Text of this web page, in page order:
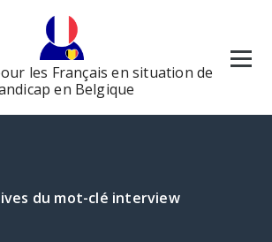
les Français en situation de
en Belgique
du mot-clé interview